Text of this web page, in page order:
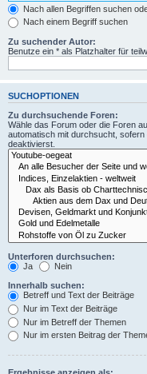
Nach allen Begriffen suchen
Nach einem Begriff suchen
Zu suchender Autor:
Benutze ein * als Platzhalter für
SUCHOPTIONEN
Zu durchsuchende Foren:
Wähle das Forum oder die Foren
automatisch mit durchsucht,
deaktivierst.
Unterforen durchsuchen:
Ja
Nein
Innerhalb suchen:
Betreff und Text der Beiträge
Nur im Text der Beiträge
Nur im Betreff der Themen
Nur im ersten Beitrag der